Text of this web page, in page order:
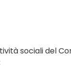
sociali del